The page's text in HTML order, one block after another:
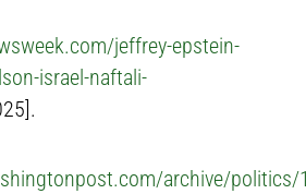
jeffrey-epstein-
israel-naftali-
archive/